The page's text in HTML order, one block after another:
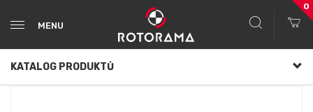
MENU
0
KATALOG PRODUKTŮ